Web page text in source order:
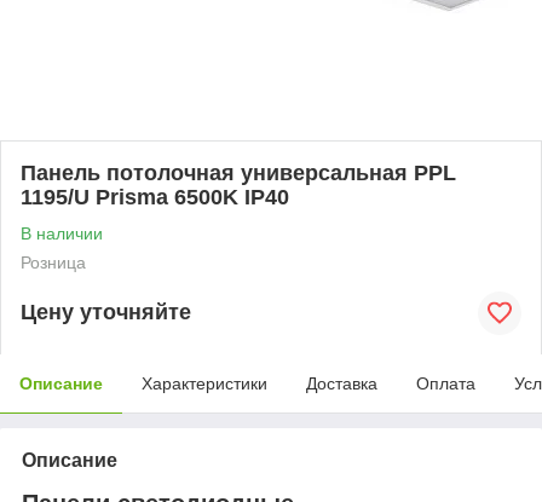
Панель потолочная универсальная PPL
1195/U Prisma 6500K IP40
В наличии
Розница
Цену уточняйте
Описание Характеристики Доставка Оплата
Описание